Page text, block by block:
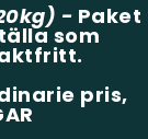
- Paket
som
pris,